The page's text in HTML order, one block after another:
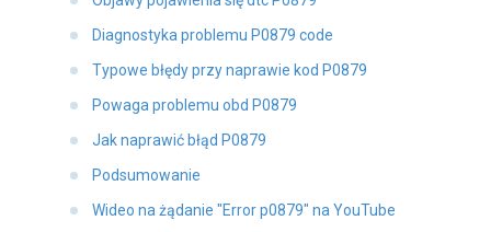
Diagnostyka problemu P0879 code
Typowe błędy przy naprawie kod P0879
Powaga problemu obd P0879
Jak naprawić błąd P0879
Podsumowanie
Wideo na żądanie "Error p0879" na YouTube